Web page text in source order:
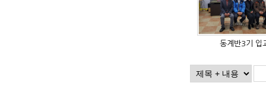
동계반3기 입